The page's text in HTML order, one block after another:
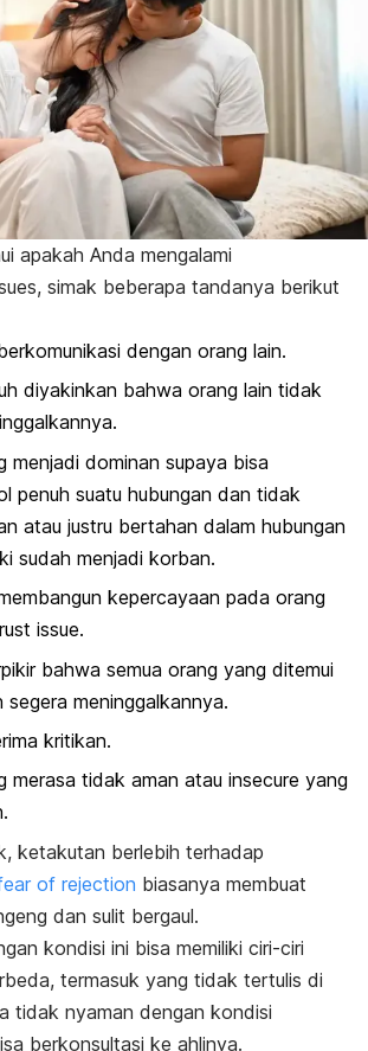
apakah Anda mengalami
, simak beberapa tandanya berikut
dengan orang lain.
diyakinkan bahwa orang lain tidak
menjadi dominan supaya bisa
penuh suatu hubungan dan tidak
atau justru bertahan dalam hubungan
sudah menjadi korban.
kepercayaan pada orang
issue.
bahwa semua orang yang ditemui
segera meninggalkannya.
kritikan.
merasa tidak aman atau insecure yang
ketakutan berlebih terhadap
of rejection biasanya membuat
dan sulit bergaul.
kondisi ini bisa memiliki ciri-ciri
termasuk yang tidak tertulis di
tidak nyaman dengan kondisi
berkonsultasi ke ahlinya.